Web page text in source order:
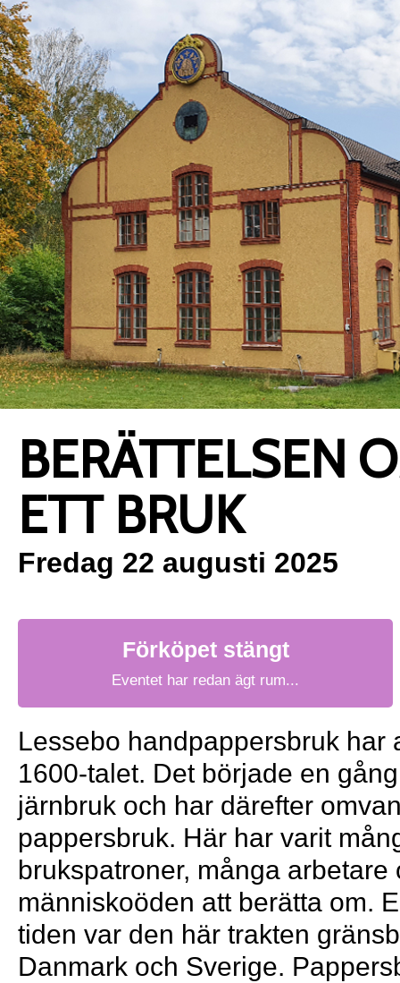
BERÄTTELSEN
ETT BRUK
Fredag 22 augusti 2025
Förköpet stängt
Eventet har redan ägt rum...
Lessebo handpappersbruk har
1600-talet. Det började en
järnbruk och har därefter
pappersbruk. Här har varit
brukspatroner, många arbetare
människoöden att berätta om.
tiden var den här trakten
Danmark och Sverige.